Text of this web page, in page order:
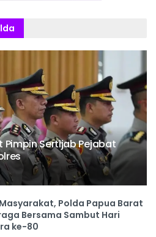
Sertijab Pejabat
Polda Papua Barat
Bersama Sambut Hari
ke-80